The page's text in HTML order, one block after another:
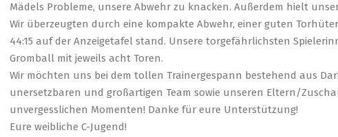
Mädels Probleme, unsere Abwehr zu knacken. Außerdem hielt
Wir überzeugten durch eine kompakte Abwehr, einer guten
44:15 auf der Anzeigetafel stand. Unsere torgefährlichsten
Gromball mit jeweils acht Toren.
Wir möchten uns bei dem tollen Trainergespann bestehend aus
unersetzbaren und großartigen Team sowie unseren Eltern/
unvergesslichen Momenten! Danke für eure Unterstützung!
Eure weibliche C-Jugend!